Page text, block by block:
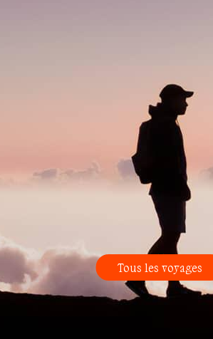
Tous les voyages